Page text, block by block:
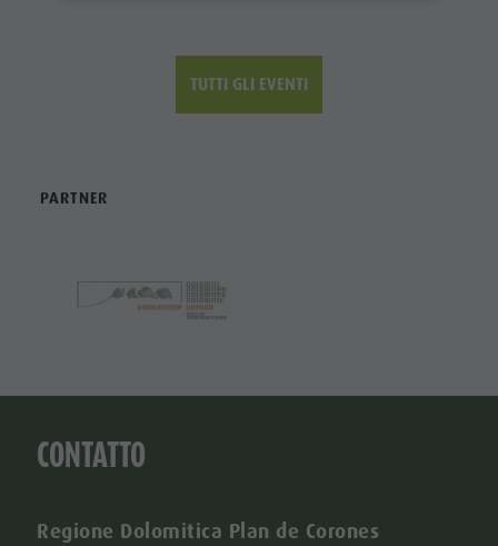
TUTTI GLI EVENTI
PARTNER
CONTATTO
Regione Dolomitica Plan de Corones